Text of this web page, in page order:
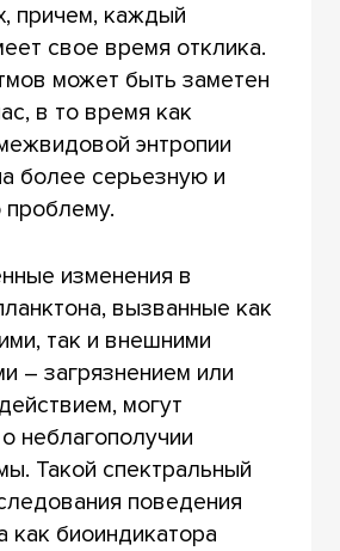
причем, каждый
свое время отклика.
может быть заметен
в то время как
энтропии
более серьезную и
изменения в
вызванные как
так и внешними
– загрязнением или
могут
неблагополучии
Такой спектральный
поведения
как биоиндикатора